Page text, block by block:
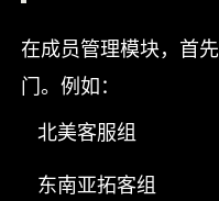
在成员管理模块，首
门。例如：
北美客服组
东南亚拓客组